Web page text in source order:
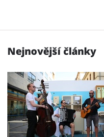
Nejnovější články